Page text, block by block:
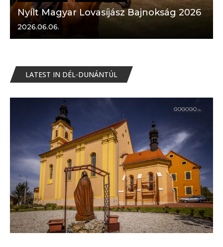
Nyílt Magyar Lovasíjász Bajnokság 2026
2026.06.06.
LATEST IN DÉL-DUNÁNTÚL